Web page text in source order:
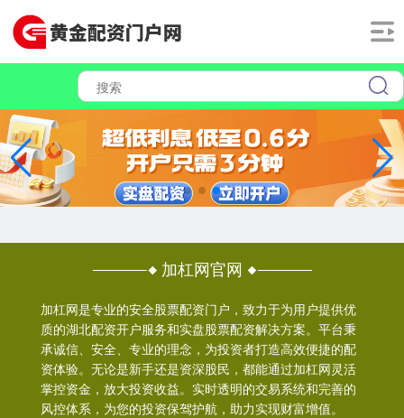
加杠网官网
加杠网是专业的安全股票配资门户，致力于为用户提供优
质的湖北配资开户服务和实盘股票配资解决方案。平台秉
承诚信、安全、专业的理念，为投资者打造高效便捷的配
资体验。无论是新手还是资深股民，都能通过加杠网灵活
掌控资金，放大投资收益。实时透明的交易系统和完善的
风控体系，为您的投资保驾护航，助力实现财富增值。